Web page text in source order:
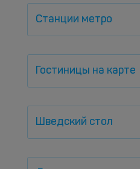
Станции метро
Гостиницы на карте
Шведский стол